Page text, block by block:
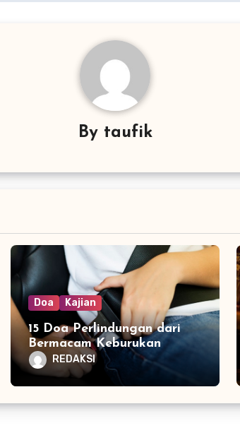
By taufik
Doa Kajian
15 Doa Perlindungan dari
Bermacam Keburukan
REDAKSI